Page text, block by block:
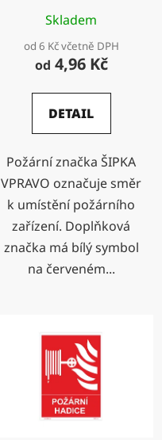
Skladem
od 6 Kč včetně DPH
od 4,96 Kč
DETAIL
Požární značka ŠIPKA
VPRAVO označuje směr
k umístění požárního
zařízení. Doplňková
značka má bílý symbol
na červeném...